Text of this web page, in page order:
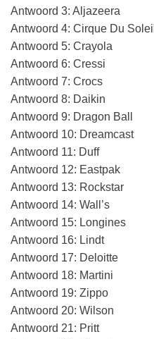
Antwoord 3: Aljazeera
Antwoord 4: Cirque Du Soleil
Antwoord 5: Crayola
Antwoord 6: Cressi
Antwoord 7: Crocs
Antwoord 8: Daikin
Antwoord 9: Dragon Ball
Antwoord 10: Dreamcast
Antwoord 11: Duff
Antwoord 12: Eastpak
Antwoord 13: Rockstar
Antwoord 14: Wall’s
Antwoord 15: Longines
Antwoord 16: Lindt
Antwoord 17: Deloitte
Antwoord 18: Martini
Antwoord 19: Zippo
Antwoord 20: Wilson
Antwoord 21: Pritt